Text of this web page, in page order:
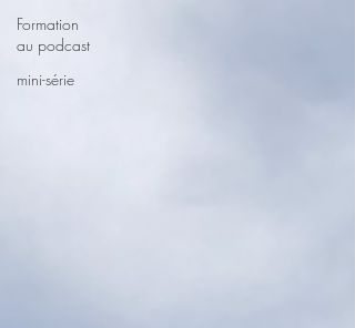
Formation
au podcast
mini-série